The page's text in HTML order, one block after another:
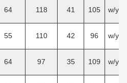
64 118 41 105 w/y
55 110 42 96 w/y
64 97 35 109 w/y